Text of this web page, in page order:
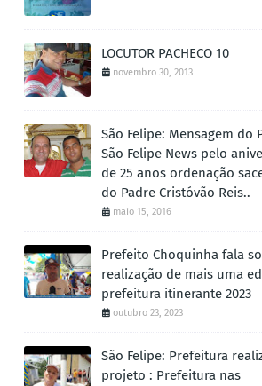
LOCUTOR PACHECO 10
novembro 30, 2013
São Felipe: Mensagem do
São Felipe News pelo
de 25 anos ordenação
do Padre Cristóvão Reis..
maio 15, 2016
Prefeito Choquinha fala
realização de mais uma
prefeitura itinerante 2023
outubro 23, 2023
São Felipe: Prefeitura
projeto : Prefeitura nas